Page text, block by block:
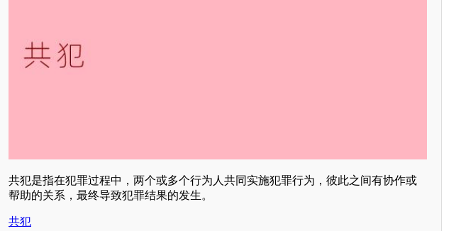
共犯是指在犯罪过程中，两个或多个行为人共同实施犯罪行为，彼此之间有协作或
帮助的关系，最终导致犯罪结果的发生。
共犯